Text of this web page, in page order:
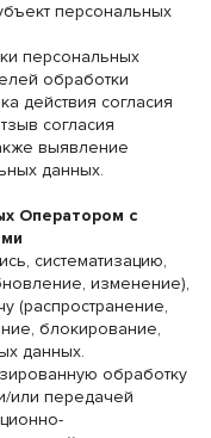
персональных
персональных
обработки
действия согласия
согласия
выявление
данных.
Оператором с
систематизацию,
изменение),
(распространение,
блокирование,
данных.
обработку
или передачей